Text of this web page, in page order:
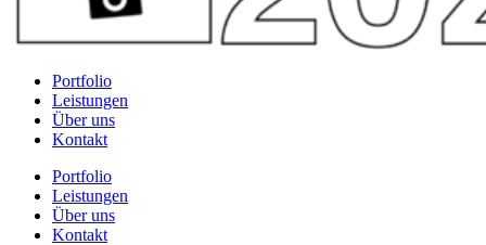
Portfolio
Leistungen
Über uns
Kontakt
Portfolio
Leistungen
Über uns
Kontakt